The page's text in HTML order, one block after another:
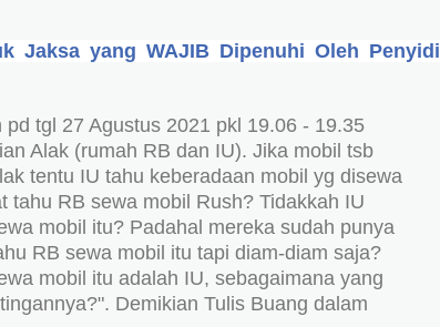
Jaksa yang WAJIB Dipenuhi Oleh
tgl 27 Agustus 2021 pkl 19.06 - 19.35
Alak (rumah RB dan IU). Jika mobil tsb
tentu IU tahu keberadaan mobil yg disewa
tahu RB sewa mobil Rush? Tidakkah IU
mobil itu? Padahal mereka sudah punya
RB sewa mobil itu tapi diam-diam saja?
mobil itu adalah IU, sebagaimana yang
Demikian Tulis Buang dalam